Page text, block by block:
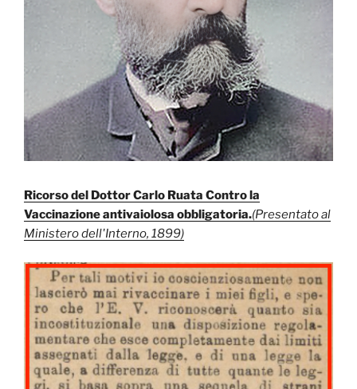
Ricorso del Dottor Carlo Ruata Contro la
Vaccinazione antivaiolosa obbligatoria.(Presentato al
Ministero dell'Interno, 1899)